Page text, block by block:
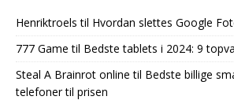
Henriktroels til Hvordan slettes Google
777 Game til Bedste tablets i 2024: 9
Steal A Brainrot online til Bedste billige
telefoner til prisen